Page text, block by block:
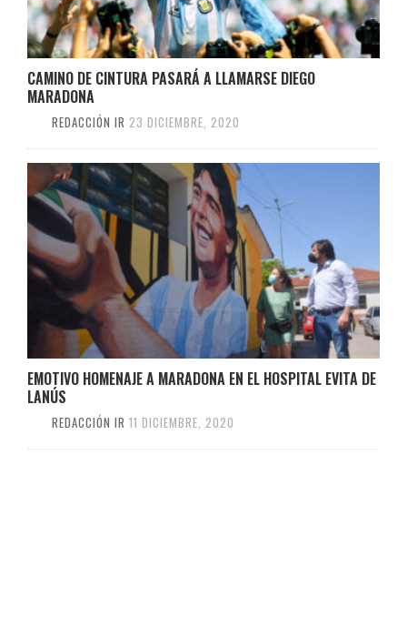
CAMINO DE CINTURA PASARÁ A LLAMARSE DIEGO
MARADONA
REDACCIÓN IR 23 DICIEMBRE, 2020
EMOTIVO HOMENAJE A MARADONA EN EL HOSPITAL EVITA DE
LANÚS
REDACCIÓN IR 11 DICIEMBRE, 2020